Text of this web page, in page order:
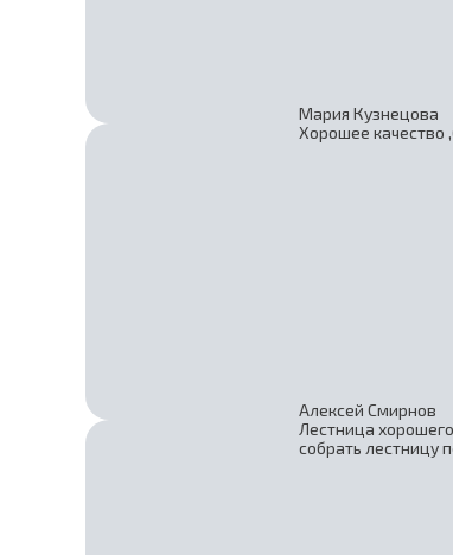
Мария Кузнецова
Хорошее качество
Алексей Смирнов
Лестница
собрать лестницу